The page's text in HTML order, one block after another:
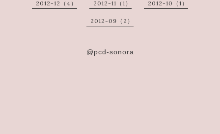
2012-12（4） 2012-11（1） 2012-10（1）
2012-09（2）
@pcd-sonora